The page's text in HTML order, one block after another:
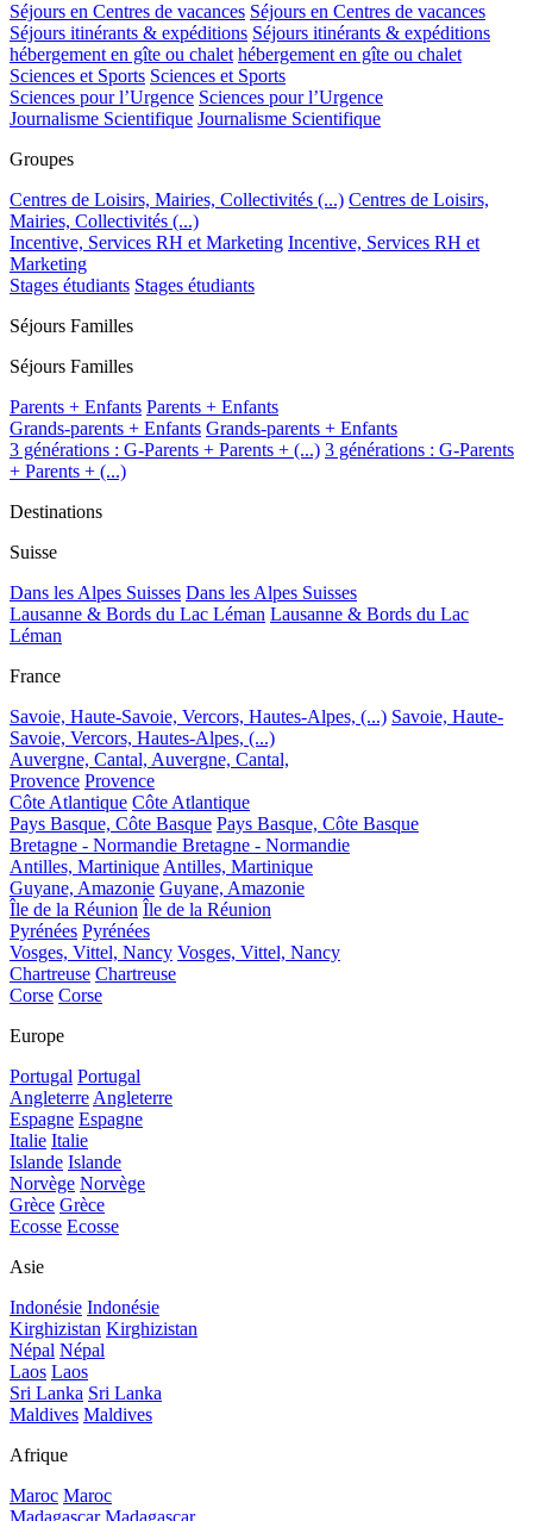
Séjours en Centres de vacances Séjours en Centres de vacances
Séjours itinérants & expéditions Séjours itinérants & expéditions
hébergement en gîte ou chalet hébergement en gîte ou chalet
Sciences et Sports Sciences et Sports
Sciences pour l’Urgence Sciences pour l’Urgence
Journalisme Scientifique Journalisme Scientifique
Groupes
Centres de Loisirs, Mairies, Collectivités (...) Centres de Loisirs,
Mairies, Collectivités (...)
Incentive, Services RH et Marketing Incentive, Services RH et
Marketing
Stages étudiants Stages étudiants
Séjours Familles
Séjours Familles
Parents + Enfants Parents + Enfants
Grands-parents + Enfants Grands-parents + Enfants
3 générations : G-Parents + Parents + (...) 3 générations : G-Parents
+ Parents + (...)
Destinations
Suisse
Dans les Alpes Suisses Dans les Alpes Suisses
Lausanne & Bords du Lac Léman Lausanne & Bords du Lac
Léman
France
Savoie, Haute-Savoie, Vercors, Hautes-Alpes, (...) Savoie, Haute-
Savoie, Vercors, Hautes-Alpes, (...)
Auvergne, Cantal, Auvergne, Cantal,
Provence Provence
Côte Atlantique Côte Atlantique
Pays Basque, Côte Basque Pays Basque, Côte Basque
Bretagne - Normandie Bretagne - Normandie
Antilles, MartiniqueAntilles, Martinique
Guyane, Amazonie Guyane, Amazonie
Île de la Réunion Île de la Réunion
Pyrénées Pyrénées
Vosges, Vittel, Nancy Vosges, Vittel, Nancy
Chartreuse Chartreuse
Corse Corse
Europe
Portugal Portugal
AngleterreAngleterre
Espagne Espagne
Italie Italie
Islande Islande
Norvège Norvège
Grèce Grèce
Ecosse Ecosse
Asie
Indonésie Indonésie
Kirghizistan Kirghizistan
Népal Népal
Laos Laos
Sri Lanka Sri Lanka
Maldives Maldives
Afrique
Maroc Maroc